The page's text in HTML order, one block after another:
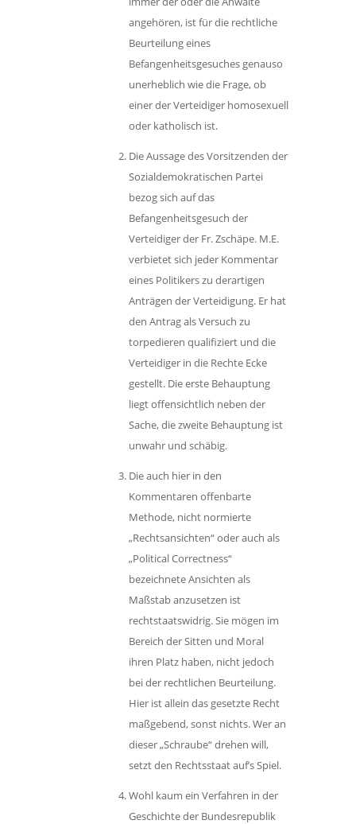
angehören, ist für die rechtliche
Beurteilung eines
Befangenheitsgesuches genauso
unerheblich wie die Frage, ob
einer der Verteidiger homosexuell
oder katholisch ist.
Die Aussage des Vorsitzenden der
Sozialdemokratischen Partei
bezog sich auf das
Befangenheitsgesuch der
Verteidiger der Fr. Zschäpe. M.E.
verbietet sich jeder Kommentar
eines Politikers zu derartigen
Anträgen der Verteidigung. Er hat
den Antrag als Versuch zu
torpedieren qualifiziert und die
Verteidiger in die Rechte Ecke
gestellt. Die erste Behauptung
liegt offensichtlich neben der
Sache, die zweite Behauptung ist
unwahr und schäbig.
Die auch hier in den
Kommentaren offenbarte
Methode, nicht normierte
„Rechtsansichten“ oder auch als
„Political Correctness“
bezeichnete Ansichten als
Maßstab anzusetzen ist
rechtstaatswidrig. Sie mögen im
Bereich der Sitten und Moral
ihren Platz haben, nicht jedoch
bei der rechtlichen Beurteilung.
Hier ist allein das gesetzte Recht
maßgebend, sonst nichts. Wer an
dieser „Schraube“ drehen will,
setzt den Rechtsstaat auf’s Spiel.
Wohl kaum ein Verfahren in der
Geschichte der Bundesrepublik